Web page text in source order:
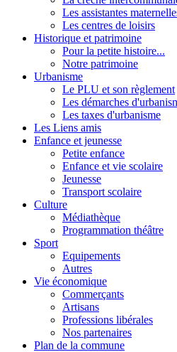
Les assistantes
Les centres de loisirs
Historique et patrimoine
Pour la petite histoire...
Notre patrimoine
Urbanisme
Le PLU et son règlement
Les démarches
Les taxes d'urbanisme
Les Liens amis
Enfance et jeunesse
Petite enfance
Enfance et vie scolaire
Jeunesse
Transport scolaire
Culture
Médiathèque
Programmation théâtre
Sport
Equipements
Autres
Vie économique
Commerçants
Artisans
Professions libérales
Nos partenaires
Plan de la commune